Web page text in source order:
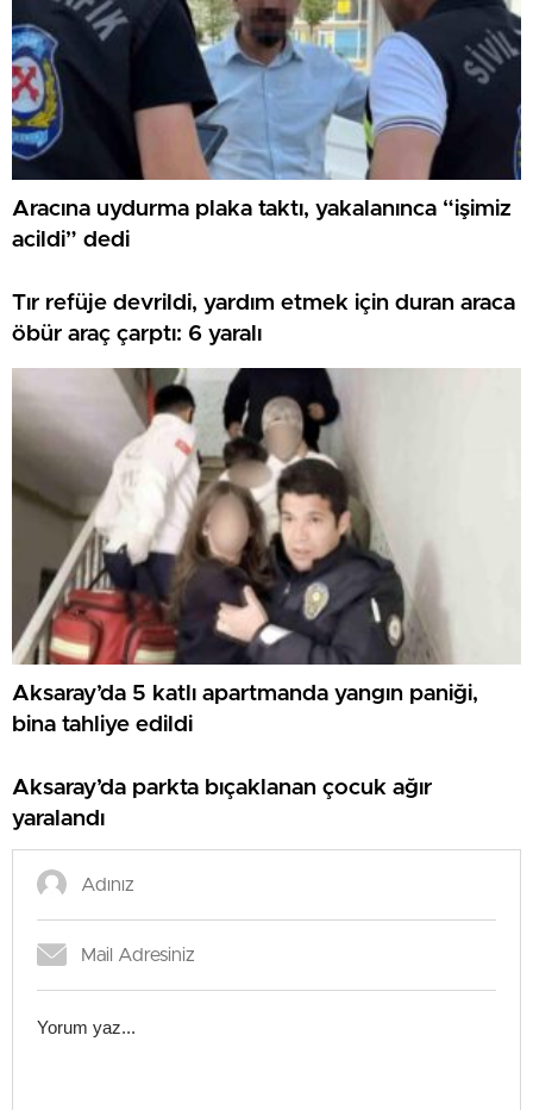
Aracına uydurma plaka taktı, yakalanınca “işimiz
acildi” dedi
Tır refüje devrildi, yardım etmek için duran araca
öbür araç çarptı: 6 yaralı
Aksaray’da 5 katlı apartmanda yangın paniği,
bina tahliye edildi
Aksaray’da parkta bıçaklanan çocuk ağır
yaralandı